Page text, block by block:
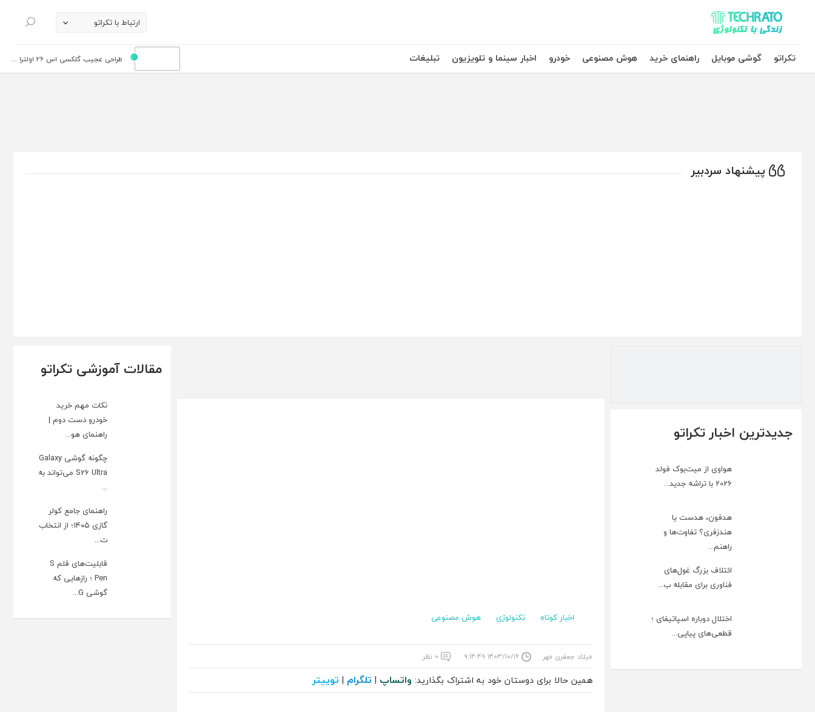
تکراتو – زندگی با تکنولوژی ارتباط با تکراتو
جستجو
تکراتو
گوشی موبایل راهنمای خرید هوش مصنوعی خودرو اخبار سینما و تلویزیون تبلیغات طراحی عجیب گلکسی اس 26 اولترا ...
پیشنهاد سردبیر
جدیدترین اخبار تکراتو
هواوی از میت‌بوک فولد
2026 با تراشه جدید...
هدفون، هدست یا
هندزفری؟ تفاوت‌ها و
راهنم...
ائتلاف بزرگ غول‌های
فناوری برای مقابله ب...
اختلال دوباره اسپاتیفای ؛
قطعی‌های پیاپی...
اخبار کوتاه تکنولوژی هوش مصنوعی
میلاد جعفری مهر ۱۴۰۳/۱۰/۱۶ ۹:۱۴:۴۹ ۰ نظر
همین حالا برای دوستان خود به اشتراک بگذارید: واتساپ | تلگرام | توییتر
مقالات آموزشی تکراتو
نکات مهم خرید
خودرو دست دوم |
راهنمای هو...
چگونه گوشی Galaxy
S26 Ultra می‌تواند به
...
راهنمای جامع کولر
گازی ۱۴۰۵؛ از انتخاب
ت...
قابلیت‌های قلم S
Pen ؛ رازهایی که
گوشی G...